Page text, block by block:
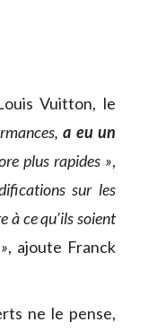
Vuitton, le
a eu un
plus rapides »,
sur les
à ce qu’ils soient
, ajoute Franck
ne le pense,